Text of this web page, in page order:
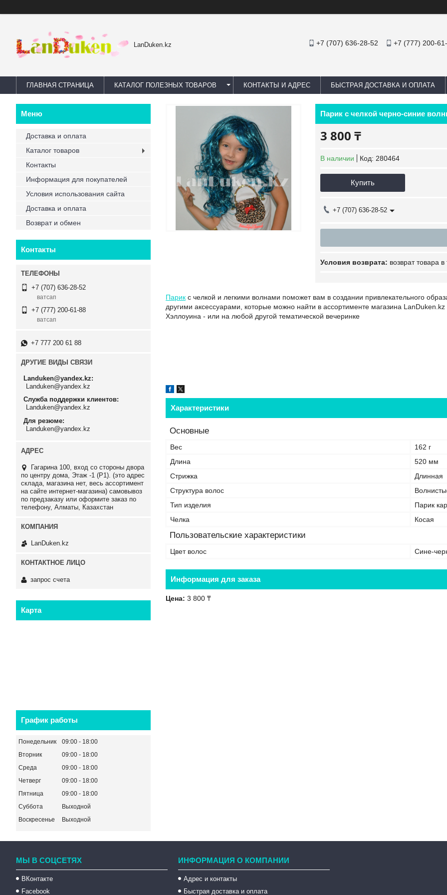
LanDuken.kz +7 (707) 636-28-52 +7 (777) 200-
ГЛАВНАЯ СТРАНИЦА КАТАЛОГ ПОЛЕЗНЫХ ТОВАРОВ КОНТАКТЫ И АДРЕС БЫСТРАЯ ДОСТАВКА И ОПЛАТА
Парик с челкой черно-синие
3 800 ₸
В наличии Код: 280464
Купить
+7 (707) 636-28-52
возврат товара
Парик с челкой и легкими волнами поможет вам в создании привлекательного
другими аксессуарами, которые можно найти в ассортименте магазина
Хэллоуина - или на любой другой тематической вечеринке
Характеристики
Основные
Вес
162 г
Длина
520 мм
Стрижка
Длинная
Структура волос
Тип изделия
Парик
Челка
Косая
Пользовательские характеристики
Цвет волос Сине-
Информация для заказа
Цена: 3 800 ₸
Доставка и оплата
Каталог товаров
Контакты
Информация для покупателей
Условия использования сайта
Доставка и оплата
Возврат и обмен
Контакты
+7 (707) 636-28-52
ватсап
+7 (777) 200-61-88
ватсап
+7 777 200 61 88
ДРУГИЕ ВИДЫ СВЯЗИ
Landuken@yandex.kz
Landuken@yandex.kz
Служба поддержки клиентов
Landuken@yandex.kz
Для резюме
Landuken@yandex.kz
Гагарина 100, вход со стороны двора
по центру дома, Этаж -1 (P1). (это адрес
склада, магазина нет, весь ассортимент
на сайте интернет-магазина) самовывоз
по предзаказу или оформите заказ по
телефону, Алматы, Казахстан
LanDuken.kz
запрос счета
Карта
График работы
Понедельник 09:00
18:00
Вторник
09:00
18:00
Среда
09:00
18:00
Четверг
09:00
18:00
Пятница
09:00
18:00
Суббота
Выходной
Воскресенье
Выходной
МЫ В СОЦСЕТЯХ
ВКонтакте
Facebook
ИНФОРМАЦИЯ О КОМПАНИИ
Адрес и контакты
Быстрая доставка и оплата